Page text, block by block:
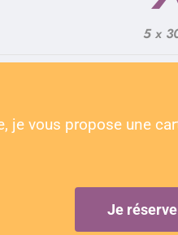
5 x
je vous propose une
Je